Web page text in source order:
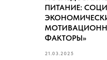
ПИТАНИЕ:
ФАКТОРЫ»
21.03.2025